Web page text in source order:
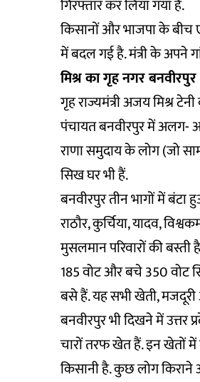
गिरफ्तार कर लिया गया है.
किसानों और भाजपा के
में बदल गई है. मंत्री के अपने
मिश्र का गृह नगर बनवीरपुर
गृह राज्यमंत्री अजय मिश्र
पंचायत बनवीरपुर में अलग-
राणा समुदाय के लोग (जो
सिख घर भी हैं.
बनवीरपुर तीन भागों में
राठौर, कुर्चिया, यादव,
मुसलमान परिवारों की
185 वोट और बचे 350 वोट
बसे हैं. यह सभी खेती,
बनवीरपुर भी दिखने में
चारों तरफ खेत हैं. इन खेतों में
किसानी है. कुछ लोग